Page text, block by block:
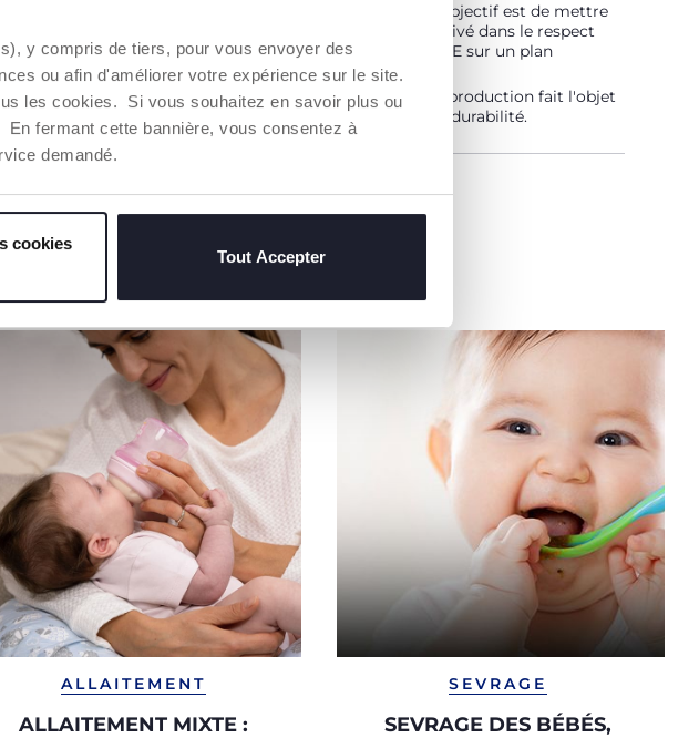
y compris de tiers, pour vous envoyer des
ou afin d'améliorer votre expérience sur le site.
les cookies. Si vous souhaitez en savoir plus ou
fermant cette bannière, vous consentez à
demandé.
cookies
Tout Accepter
Coton cultivé selon un programme dont l'objectif est de mettre
sur le marché des fils certifiés de coton cultivé dans le respect
des principes qui en font un coton DURABLE sur un plan
environnemental, économique et social.
Toute la chaîne d'approvisionnement et de production fait l'objet
d'une traçabilité et des mêmes mesures de durabilité.
Trouver un Revendeur
ALLAITEMENT
ALLAITEMENT MIXTE :
SEVRAGE
SEVRAGE DES BÉBÉS,